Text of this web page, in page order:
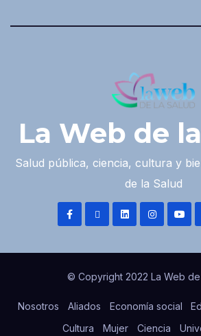
La Web de
Salud pública, ciencia, cultura y
de la Salud
© Copyright 2022 La Web de
Nosotros Aliados Economía social
Cultura
Mujer Ciencia